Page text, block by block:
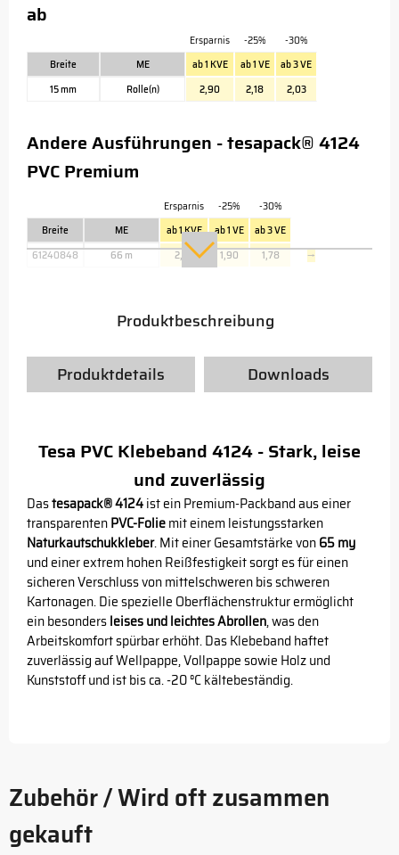
ab
Ersparnis -25%
-30%
Breite
ME ab 1 KVE ab 1 VE
ab 3 VE
15 mm
Rolle(n) 2,90 2,18 2,03
Andere Ausführungen - tesapack® 4124
PVC Premium
Ersparnis -25%
-30%
Breite
ME ab 1 KVE ab 1 VE
ab 3 VE
61240848
66 m 2,54 1,90 1,78 →
Produktbeschreibung
Produktdetails Downloads
Tesa PVC Klebeband 4124 - Stark, leise
und zuverlässig
Dastesapack® 4124ist ein Premium-Packband aus einer
transparentenPVC-Foliemit einem leistungsstarken
Naturkautschukkleber. Mit einer Gesamtstärke von65 my
und einer extrem hohen Reißfestigkeit sorgt es für einen
sicheren Verschluss von mittelschweren bis schweren
Kartonagen. Die spezielle Oberflächenstruktur ermöglicht
ein besondersleises und leichtes Abrollen, was den
Arbeitskomfort spürbar erhöht. Das Klebeband haftet
zuverlässig auf Wellpappe, Vollpappe sowie Holz und
Kunststoff und ist bis ca. -20 °C kältebeständig.
Zubehör / Wird oft zusammen
gekauft